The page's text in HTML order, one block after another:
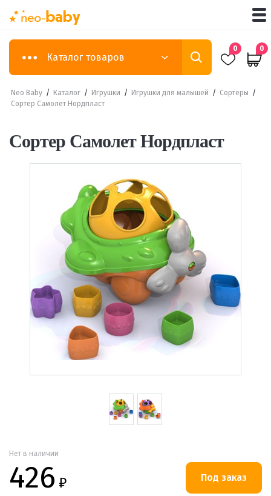
Каталог товаров
0 0
Neo Baby / Каталог / Игрушки / Игрушки для малышей / Сортеры /
Сортер Самолет Нордпласт
Сортер Самолет Нордпласт
Нет в наличии
426 ₽